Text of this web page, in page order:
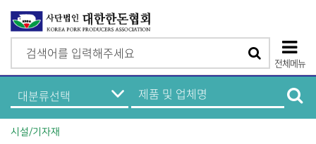
색
전체메뉴
단
모
기
업
정
보
품
및
업
시설/기자재